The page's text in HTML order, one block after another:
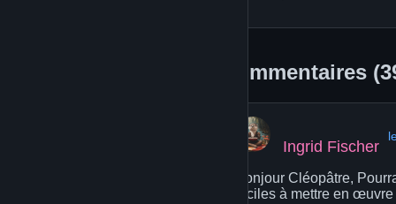
Commentaires
Ingrid Fischer
Bonjour Cléopâtre,
faciles à mettre en